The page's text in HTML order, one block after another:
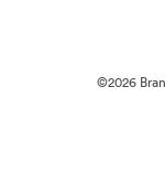
©2026